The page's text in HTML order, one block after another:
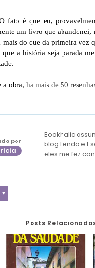
O fato é que eu,
um livro que
do que da primeira vez
que a história seja parada
a obra, há mais de 50
por
Bookhalic
blog Lendo e
eles me fez
♥
Posts